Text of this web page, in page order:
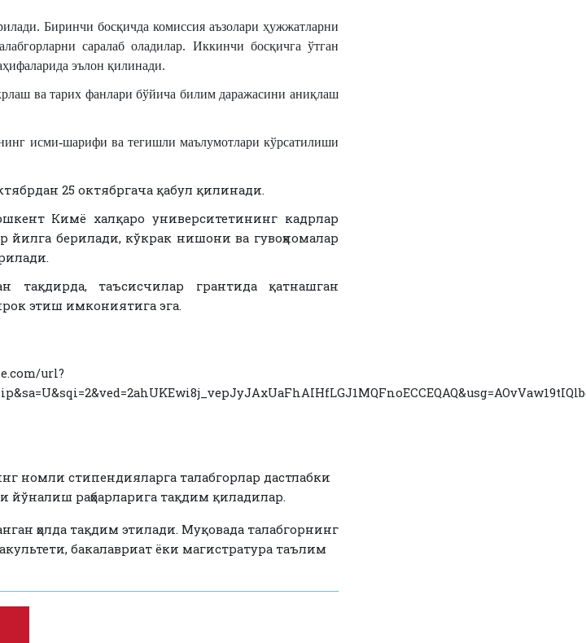
Биринчи босқичда комиссия аъзолари ҳужжатларни
саралаб оладилар. Иккинчи босқичга ўтган
эълон қилинади.
ва тарих фанлари бўйича билим даражасини аниқлаш
исми-шарифи ва тегишли маълумотлари кўрсатилиши
25 октябргача қабул қилинади.
Кимё халқаро университетининг кадрлар
йилга берилади, кўкрак нишони ва гувоҳномалар
тақдирда, таъсисчилар грантида қатнашган
этиш имкониятига эга.
url?
номли стипендияларга талабгорлар дастлабки
раҳбарларига тақдим қиладилар.
ҳолда тақдим этилади. Муқовада талабгорнинг
бакалавриат ёки магистратура таълим